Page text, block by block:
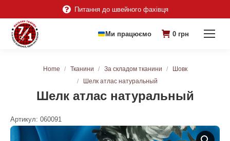
Питання до швейного фахівця
Ми працюємо 0 грн
Шелк атлас натуральный
You are here:
Home Тканини За складом тканини
Шовк
Шелк атлас натуральный
Артикул: 060091